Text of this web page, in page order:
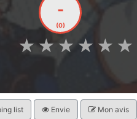
-
(0)
★
★
★
★
★
★
list Envie Mon avis